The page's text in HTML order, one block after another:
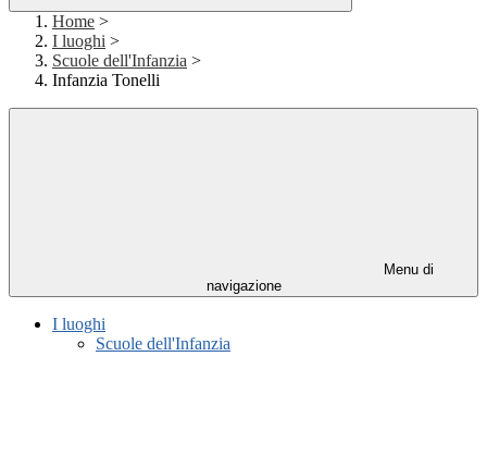
Home >
I luoghi >
Scuole dell'Infanzia >
Infanzia Tonelli
Menu di
navigazione
I luoghi
Scuole dell'Infanzia